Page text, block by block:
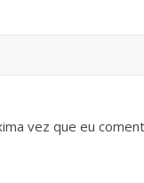
vez que eu